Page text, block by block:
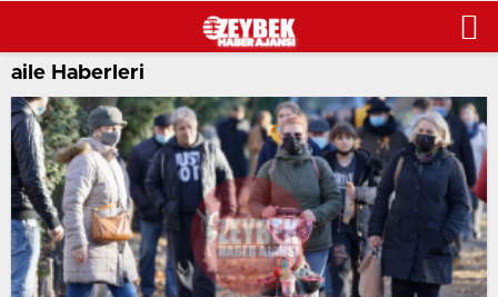
aile Haberleri